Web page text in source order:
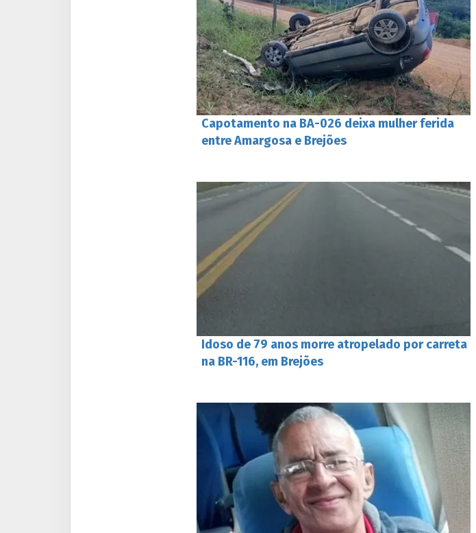
Capotamento na BA-026 deixa mulher ferida
entre Amargosa e Brejões
Idoso de 79 anos morre atropelado por carreta
na BR-116, em Brejões